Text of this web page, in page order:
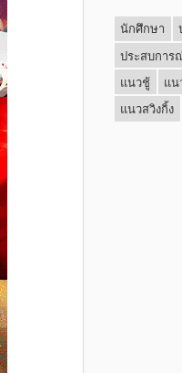
นักศึกษา
ประสบการ
แนวชู้
แน
แนวสวิงกิ้ง